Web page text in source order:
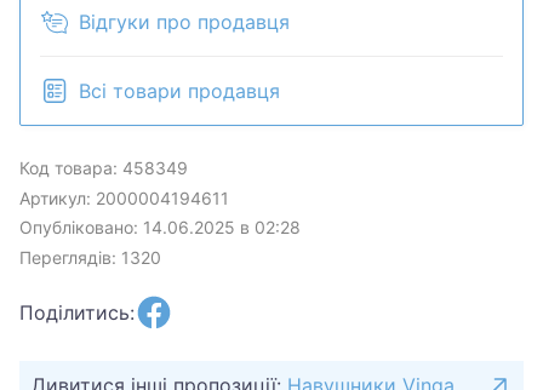
Відгуки про продавця
Всі товари продавця
Код товара: 458349
Артикул: 2000004194611
Опубліковано: 14.06.2025 в 02:28
Переглядів: 1320
Поділитись:
Дивитися інші пропозиції: Навушники Vinga